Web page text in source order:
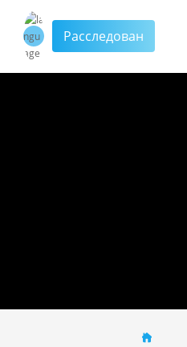
العربية
Расследован